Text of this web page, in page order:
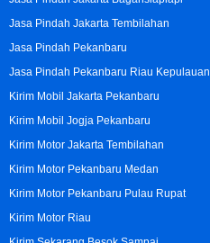
Jasa Pindah Jakarta Tembilahan
Jasa Pindah Pekanbaru
Jasa Pindah Pekanbaru Riau Kepulauan
Kirim Mobil Jakarta Pekanbaru
Kirim Mobil Jogja Pekanbaru
Kirim Motor Jakarta Tembilahan
Kirim Motor Pekanbaru Medan
Kirim Motor Pekanbaru Pulau Rupat
Kirim Motor Riau